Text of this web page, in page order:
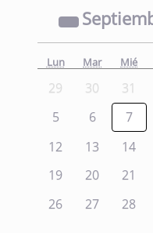
Lun Mar Mié
29 30 31
5
6 7
12
13 14
19
20 21
26
27 28